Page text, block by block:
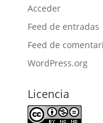
Acceder
Feed de entradas
Feed de
WordPress.org
Licencia